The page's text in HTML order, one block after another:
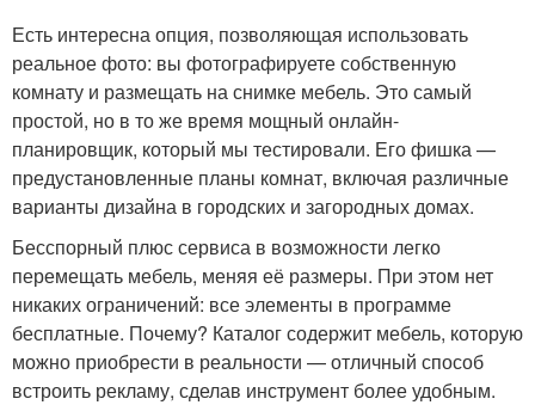
Есть интересна опция, позволяющая использовать
реальное фото: вы фотографируете собственную
комнату и размещать на снимке мебель. Это самый
простой, но в то же время мощный онлайн-
планировщик, который мы тестировали. Его фишка —
предустановленные планы комнат, включая различные
варианты дизайна в городских и загородных домах.
Бесспорный плюс сервиса в возможности легко
перемещать мебель, меняя её размеры. При этом нет
никаких ограничений: все элементы в программе
бесплатные. Почему? Каталог содержит мебель, которую
можно приобрести в реальности — отличный способ
встроить рекламу, сделав инструмент более удобным.